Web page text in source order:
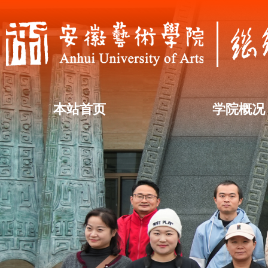
本站首页 学院概况